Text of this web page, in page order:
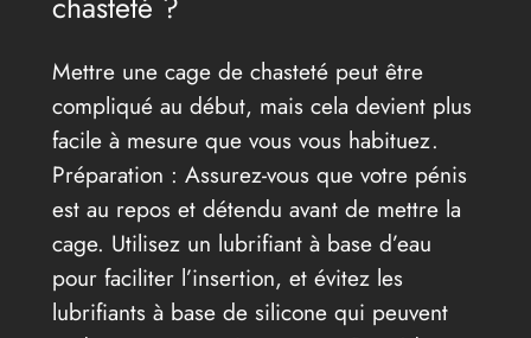
Mettre une cage de chasteté peut être
compliqué au début, mais cela devient plus
facile à mesure que vous vous habituez.
Préparation : Assurez-vous que votre pénis
est au repos et détendu avant de mettre la
cage. Utilisez un lubrifiant à base d’eau
pour faciliter l’insertion, et évitez les
lubrifiants à base de silicone qui peuvent